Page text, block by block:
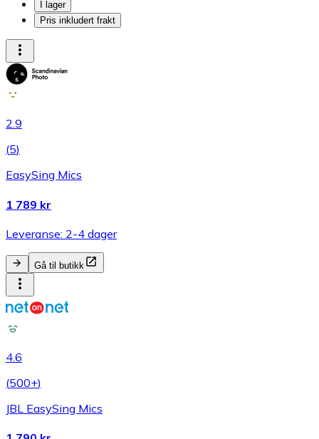
I lager
Pris inkludert frakt
2.9
(5)
EasySing Mics
1 789 kr
Leveranse: 2-4 dager
Gå til butikk
4.6
(500+)
JBL EasySing Mics